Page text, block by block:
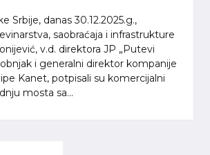
Srbije, danas 30.12.2025.g.,
saobraćaja i infrastrukture
v.d. direktora JP „Putevi
i generalni direktor kompanije
Kanet, potpisali su komercijalni
mosta sa...